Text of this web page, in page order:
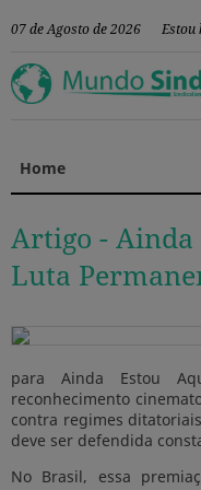
07 de Agosto de 2026
Home
Artigo - Ainda
Luta
para Ainda Estou
reconhecimento
contra regimes
deve ser defendida
No Brasil, essa